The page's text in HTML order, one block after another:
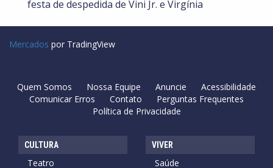
festa de despedida de Vini Jr. e Virgínia
Mercados por TradingView
Quem Somos Nossa Equipe Anuncie
Acessibilidade
Comunicar Erros
Contato
Perguntas Frequentes
Política de Privacidade
CULTURA
Teatro
VIVER
Saúde